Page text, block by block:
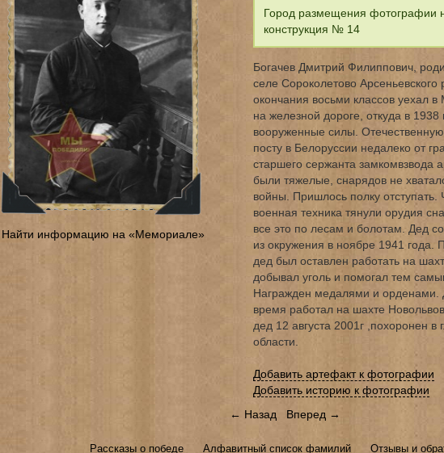
Найти информацию на «Мемориале»
Город размещения фотографии
конструкция № 14
Богачев Дмитрий Филиппович,
селе Сороколетово
окончания восьми классов уехал в
на железной дороге, откуда в
вооруженные силы.
посту в Белоруссии недалеко от
старшего сержанта замкомвзвода
были тяжелые, снарядов не
войны. Пришлось полку отступать.
военная техника тянули орудия
все это по лесам и болотам. Дед
из окружения в ноябре 1941
дед был оставлен работать на
добывал уголь и помогал тем
Награжден медалями и орденами.
время работал на шахте
дед 12 августа 2001г ,похоронен в
области.
Добавить артефакт к фотографии
Добавить историю к фотографии
← Назад
Вперед →
Рассказы о победе Алфавитный список фамилий Отзывы и